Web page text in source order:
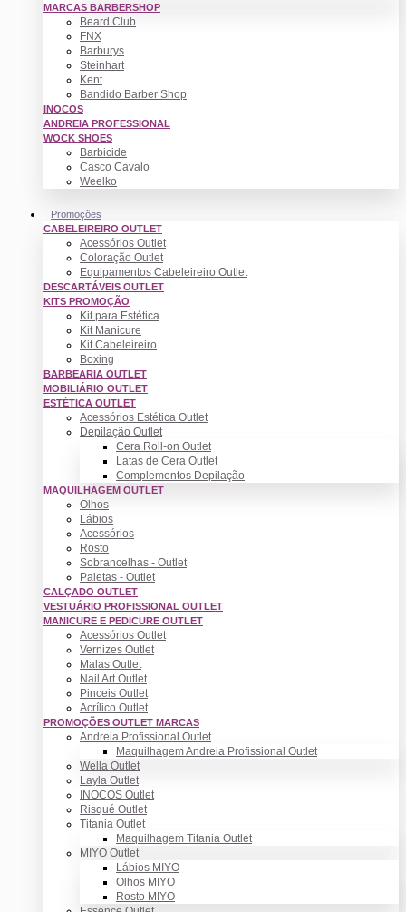
MARCAS BARBERSHOP
Beard Club
FNX
Barburys
Steinhart
Kent
Bandido Barber Shop
INOCOS
ANDREIA PROFESSIONAL
WOCK SHOES
Barbicide
Casco Cavalo
Weelko
Promoções
CABELEIREIRO OUTLET
Acessórios Outlet
Coloração Outlet
Equipamentos Cabeleireiro Outlet
DESCARTÁVEIS OUTLET
KITS PROMOÇÃO
Kit para Estética
Kit Manicure
Kit Cabeleireiro
Boxing
BARBEARIA OUTLET
MOBILIÁRIO OUTLET
ESTÉTICA OUTLET
Acessórios Estética Outlet
Depilação Outlet
Cera Roll-on Outlet
Latas de Cera Outlet
Complementos Depilação
MAQUILHAGEM OUTLET
Olhos
Lábios
Acessórios
Rosto
Sobrancelhas - Outlet
Paletas - Outlet
CALÇADO OUTLET
VESTUÁRIO PROFISSIONAL OUTLET
MANICURE E PEDICURE OUTLET
Acessórios Outlet
Vernizes Outlet
Malas Outlet
Nail Art Outlet
Pinceis Outlet
Acrílico Outlet
PROMOÇÕES OUTLET MARCAS
Andreia Profissional Outlet
Maquilhagem Andreia Profissional Outlet
Wella Outlet
Layla Outlet
INOCOS Outlet
Risqué Outlet
Titania Outlet
Maquilhagem Titania Outlet
MIYO Outlet
Lábios MIYO
Olhos MIYO
Rosto MIYO